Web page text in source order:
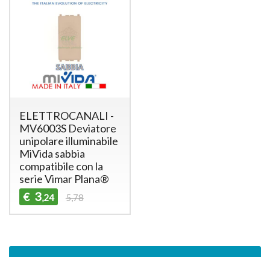
ELETTROCANALI -
MV6003S Deviatore
unipolare illuminabile
MiVida sabbia
compatibile con la
serie Vimar Plana®
€ 3,24 5,78